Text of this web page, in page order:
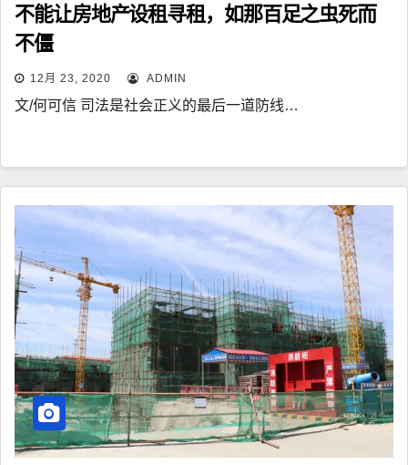
不能让房地产设租寻租，如那百足之虫死而
不僵
12月 23, 2020 ADMIN
文/何可信 司法是社会正义的最后一道防线…